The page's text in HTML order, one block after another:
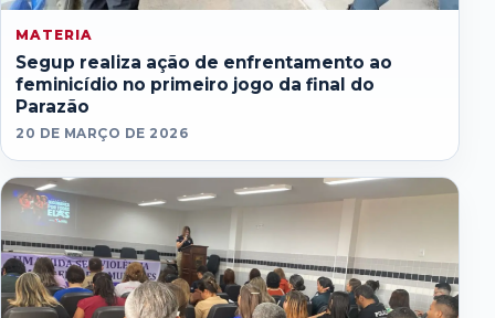
MATERIA
Segup realiza ação de enfrentamento ao
feminicídio no primeiro jogo da final do
Parazão
20 DE MARÇO DE 2026